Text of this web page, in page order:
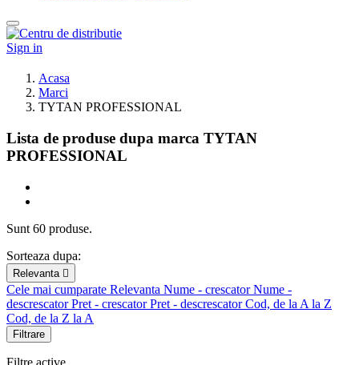
Sign in
Acasa
Marci
TYTAN PROFESSIONAL
Lista de produse dupa marca TYTAN
PROFESSIONAL
Sunt 60 produse.
Sorteaza dupa:
Relevanta 
Cele mai cumparate Relevanta Nume - crescatorNume -
descrescatorPret - crescatorPret - descrescatorCod, de la A la Z
Cod, de la Z la A
Filtrare
Filtre active